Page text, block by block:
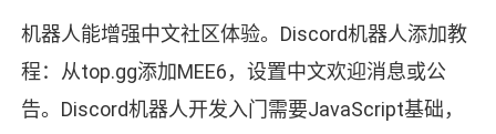
机器人能增强中文社区体验。Discord机器人添加教
程：从top.gg添加MEE6，设置中文欢迎消息或公
告。Discord机器人开发入门需要JavaScript基础，